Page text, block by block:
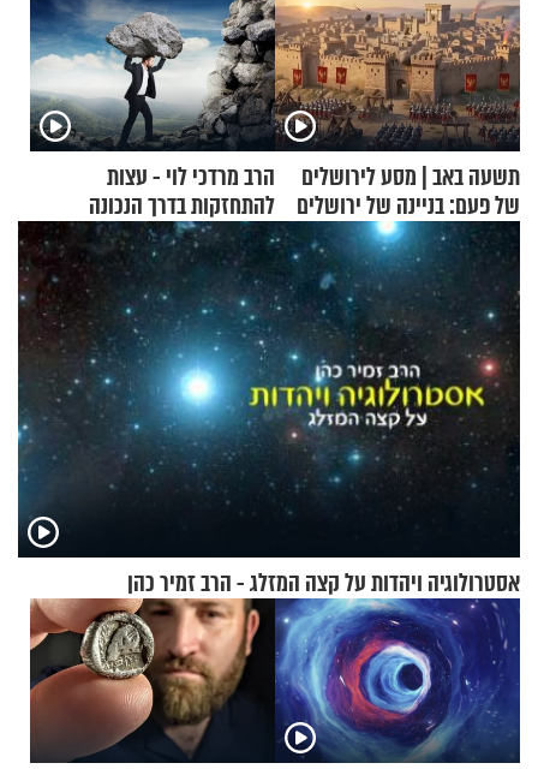
תשעה באב | מסע לירושלים
של פעם: בניינה של ירושלים
הרב מרדכי לוי - עצות
להתחזקות בדרך הנכונה
אסטרולוגיה ויהדות על קצה המזלג - הרב זמיר כהן